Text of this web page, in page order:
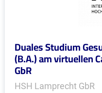
Duales Studium
(B.A.) am virtuellen
GbR
HSH Lamprecht GbR